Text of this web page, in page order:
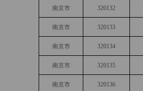
南京市 320132
南京市 320133
南京市 320134
南京市 320135
南京市 320136